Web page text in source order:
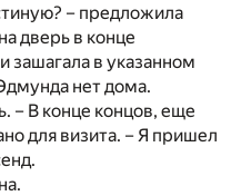
– предложила
дверь в конце
зашагала в указанном
нет дома.
– В конце концов, еще
для визита. – Я пришел